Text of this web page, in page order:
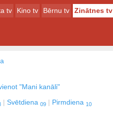
tv Kino tv Bērnu tv Zinātnes tv
"Mani kanāli"
Svētdiena 09 Pirmdiena 10